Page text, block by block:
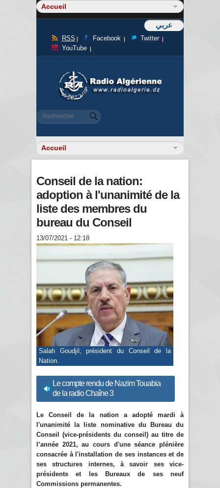
عربي
RSS Facebook
Twitter
YouTube
Formulaire de recherche
Rechercher
Conseil de la nation:
adoption à l'unanimité de la
liste des membres du
bureau du Conseil
13/07/2021 - 12:18
Salah Goudjil, président du Conseil de la
Nation.
Le compte rendu de Nazim Touabia
de la radio Chaîne 3
Le Conseil de la nation a adopté mardi à
l'unanimité la liste nominative du Bureau du
Conseil (vice-présidents du conseil) au titre de
l’année 2021, au cours d'une séance plénière
consacrée à l'installation de ses instances et de
ses structures internes, à savoir ses vice-
présidents et les Bureaux de ses neuf
Commissions permanentes.